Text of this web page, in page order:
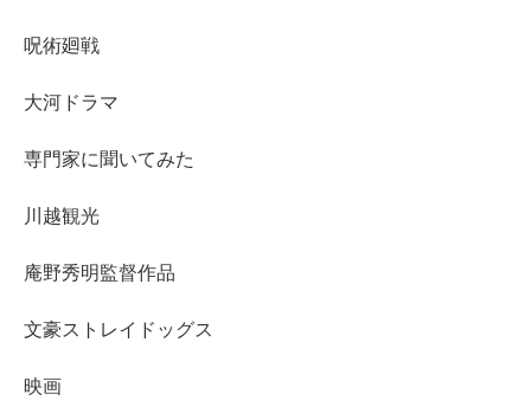
呪術廻戦
大河ドラマ
専門家に聞いてみた
川越観光
庵野秀明監督作品
文豪ストレイドッグス
映画